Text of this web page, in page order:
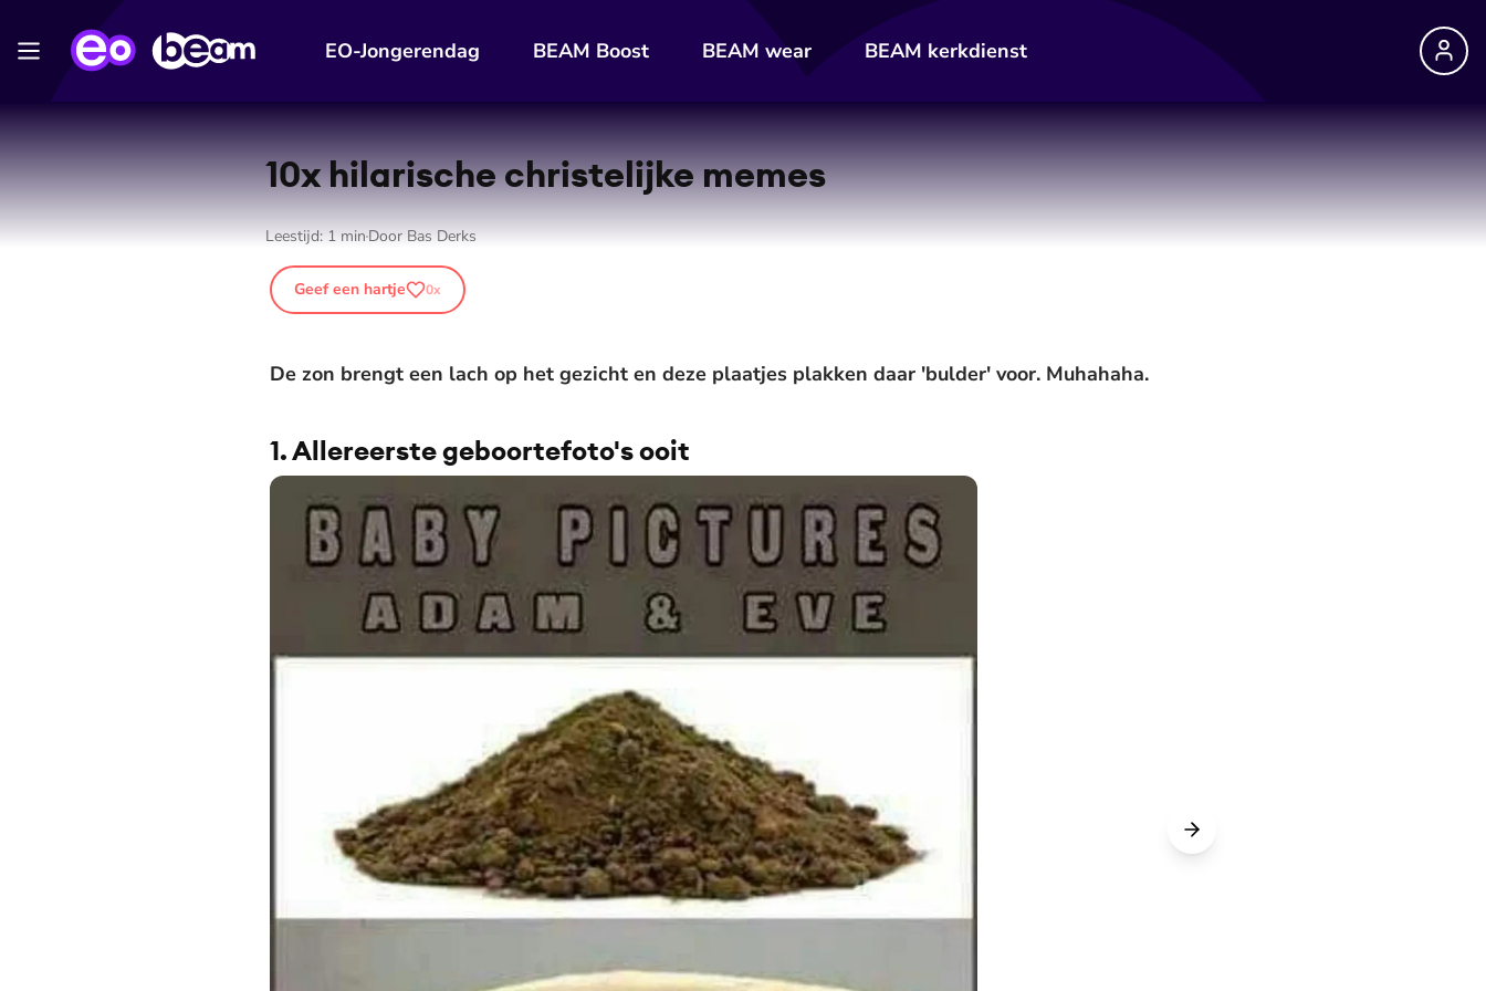
EO-Jongerendag BEAM Boost BEAM wear BEAM kerkdienst
10x hilarische christelijke memes
Leestijd: 1 min Door Bas Derks
Geef een hartje 0x
De zon brengt een lach op het gezicht en deze plaatjes plakken daar 'bulder' voor. Muhahaha.
1. Allereerste geboortefoto's ooit